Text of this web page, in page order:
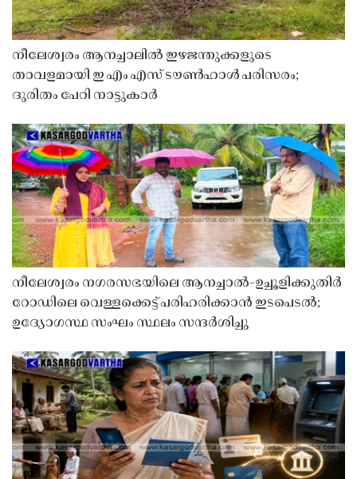
നീലേശ്വരം ആനച്ചാലിൽ ഇഴജന്തുക്കളുടെ
താവളമായി ഇ എം എസ് ടൗൺഹാൾ പരിസരം;
ദുരിതം പേറി നാട്ടുകാർ
നീലേശ്വരം നഗരസഭയിലെ ആനച്ചാൽ-ഉച്ചൂളിക്കുതിർ
റോഡിലെ വെള്ളക്കെട്ട് പരിഹരിക്കാൻ ഇടപെടൽ;
ഉദ്യോഗസ്ഥ സംഘം സ്ഥലം സന്ദർശിച്ചു